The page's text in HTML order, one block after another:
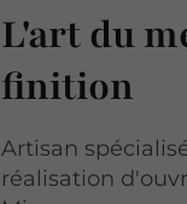
L'art du
finition
Artisan
réalisation